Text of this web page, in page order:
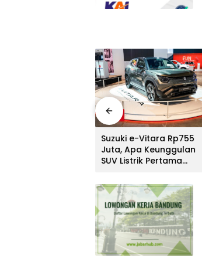
Mobil
Suzuki e-Vitara Rp755
Juta, Apa Keunggulan
SUV Listrik Pertama